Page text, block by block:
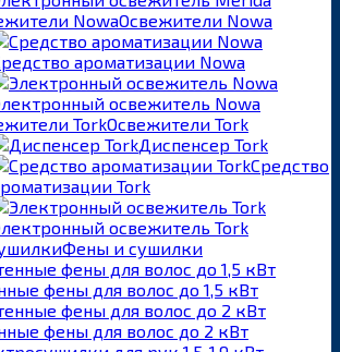
Освежители Nowa
ароматизации Nowa
освежитель Nowa
Освежители Tork
Диспенсер Tork
Средство
Tork
освежитель Tork
Фены и сушилки
фены для волос до 1,5 кВт
фены для волос до 2 кВт